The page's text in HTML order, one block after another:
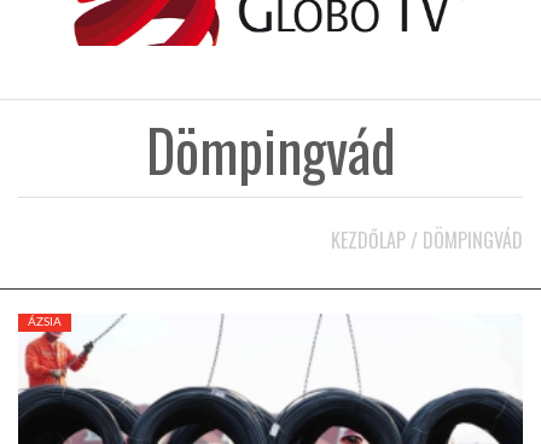
KÖZEL-KELET
Dömpingvád
KEZDŐLAP / DÖMPINGVÁD
ÁZSIA